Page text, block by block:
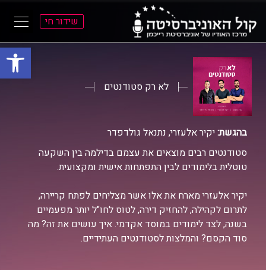
פתח
התפריט
התוכן
שידור חי
לא רק סטודנטים
בהגשת:יקיר אלעזרי, נתנאל גולדפדר
סטודנטים רבים מוצאים את עצמם בדילמה בין השקעה
טוטלית בלימודים לבין התפתחות אישית ומקצועית.
יקיר אלעזרי מארח את אלו אשר מצליחים לפתח קריירה,
לתרום לקהילה, להחזיק דירה, לטוס לחו"ל יותר מפעמיים
בשנה, לצד לימודים במוסד אקדמי. איך עושים את זה? מה
סוד הקסם? והמלצות לסטודנטים העתידיים.